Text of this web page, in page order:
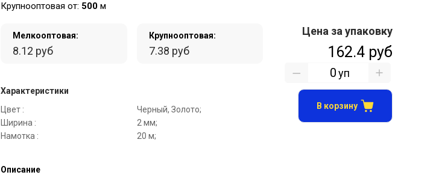
Крупнооптовая от: 500 м
Мелкооптовая:
8.12 руб
Крупнооптовая:
7.38 руб
Характеристики
Цвет :
Черный, Золото;
Ширина :
2 мм;
Намотка :
20 м;
Описание
Цена за упаковку
162.4 руб
уп
В корзину